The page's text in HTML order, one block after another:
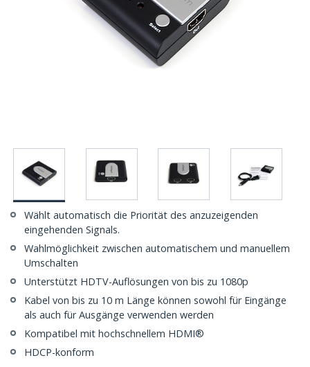
Wählt automatisch die Priorität des anzuzeigenden
eingehenden Signals.
Wahlmöglichkeit zwischen automatischem und manuellem
Umschalten
Unterstützt HDTV-Auflösungen von bis zu 1080p
Kabel von bis zu 10 m Länge können sowohl für Eingänge
als auch für Ausgänge verwenden werden
Kompatibel mit hochschnellem HDMI®
HDCP-konform